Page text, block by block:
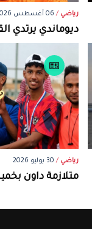
رياضي / 06 أغسطس 2026
ديوماندي يرتدي
رياضي / 30 يوليو 2026
متلازمة داون